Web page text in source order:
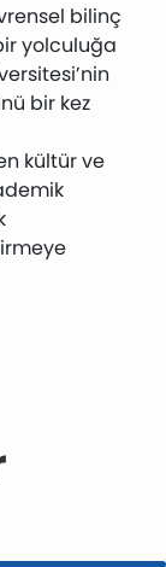
bilinç
yolculuğa
bir kez
kültür ve